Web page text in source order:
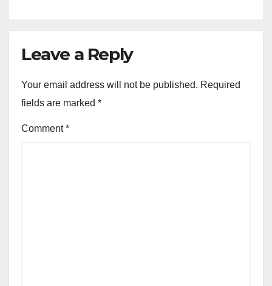
Leave a Reply
Your email address will not be published. Required
fields are marked *
Comment*